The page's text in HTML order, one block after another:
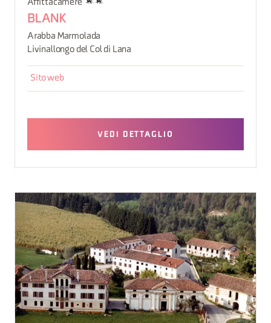
Affittacamere
BLANK
Arabba Marmolada
Livinallongo del Col di Lana
Sito web
VEDI DETTAGLIO